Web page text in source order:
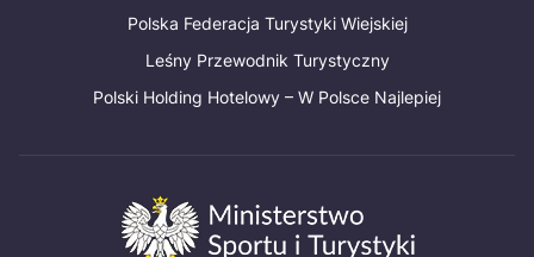
Polska Federacja Turystyki Wiejskiej
Leśny Przewodnik Turystyczny
Polski Holding Hotelowy – W Polsce Najlepiej